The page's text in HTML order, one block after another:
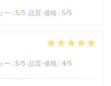
ー : 5/5 品質-価格 : 5/5
ー : 5/5 品質-価格 : 4/5